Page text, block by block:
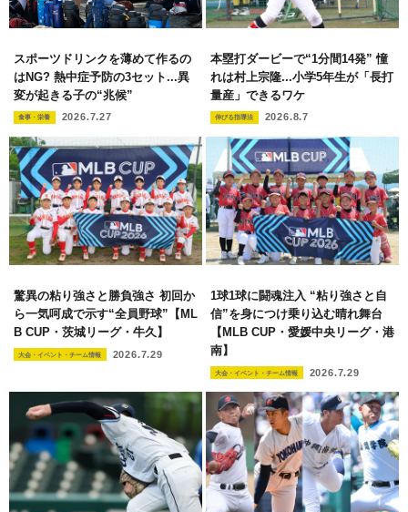
スポーツドリンクを薄めて作るの
はNG? 熱中症予防の3セット...異
変が起きる子の“兆候”
食事・栄養 2026.7.27
本塁打ダービーで“1分間14発” 憧
れは村上宗隆...小学5年生が「長打
量産」できるワケ
伸びる指導法 2026.8.7
驚異の粘り強さと勝負強さ 初回か
ら一気呵成で示す“全員野球”【ML
B CUP・茨城リーグ・牛久】
大会・イベント・チーム情報 2026.7.29
1球1球に闘魂注入 “粘り強さと自
信”を身につけ乗り込む晴れ舞台
【MLB CUP・愛媛中央リーグ・港
南】
大会・イベント・チーム情報 2026.7.29